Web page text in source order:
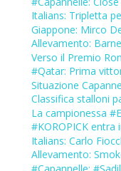
Italians: Tripletta
Giappone: Mirco
Allevamento:
Verso il Premio
#Qatar: Prima
Situazione
Classifica stalloni
La campionessa
#KOROPICK entra
Italians: Carlo
Allevamento: